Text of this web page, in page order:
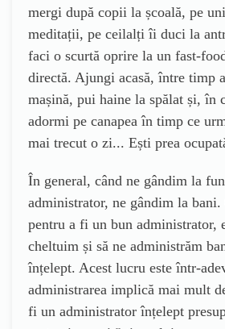
mergi după copii la școală, pe
meditații, pe ceilalți îi duci la
faci o scurtă oprire la un fast-
directă. Ajungi acasă, între timp
mașină, pui haine la spălat și, în
adormi pe canapea în timp ce
mai trecut o zi... Ești prea
În general, când ne gândim la
administrator, ne gândim la bani.
pentru a fi un bun administrator,
cheltuim și să ne administrăm
înțelept. Acest lucru este într-
administrarea implică mai mult
fi un administrator înțelept